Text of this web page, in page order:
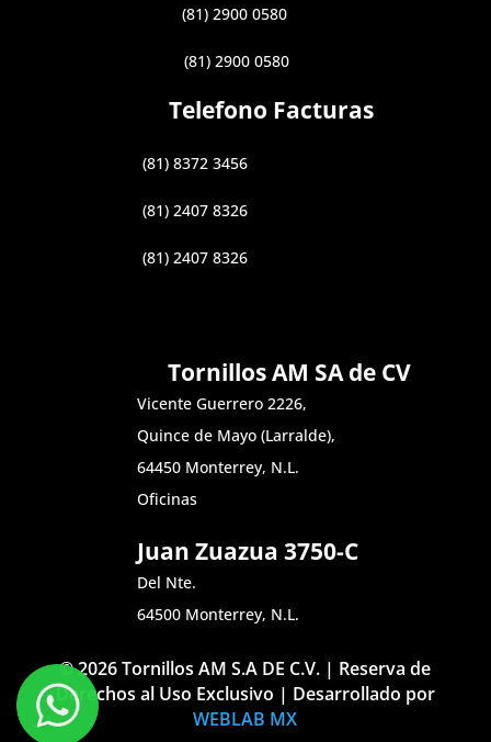
(81) 2900 0580
(81) 2900 0580
Telefono Facturas
(81) 8372 3456
(81) 2407 8326
(81) 2407 8326
Tornillos AM SA de CV
Vicente Guerrero 2226,
Quince de Mayo (Larralde),
64450 Monterrey, N.L.
Oficinas
Juan Zuazua 3750-C
Del Nte.
64500 Monterrey, N.L.
© 2026 Tornillos AM S.A DE C.V. | Reserva de
Derechos al Uso Exclusivo | Desarrollado por
WEBLAB MX